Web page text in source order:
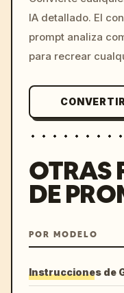
IA detallado. El
prompt analiza
para recrear
OTRAS
DE
POR MODELO
Instrucciones de